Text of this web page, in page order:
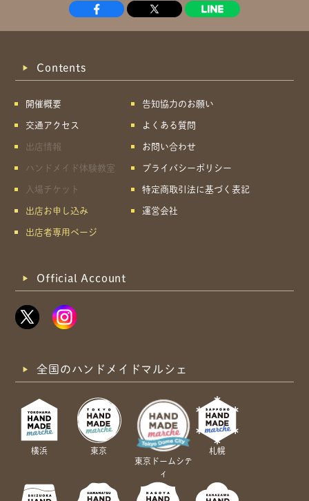
Contents
開催概要
交通アクセス
出店情報
ハンドメイド体験教室
入場チケット
出店お申し込み
出店者専用ページ
告知協力のお願い
よくある質問
お問い合わせ
プライバシーポリシー
特定商取引法に基づく表記
運営会社
Official Account
全国のハンドメイドマルシェ
横浜
東京
東京ドームシテ
ィ
札幌